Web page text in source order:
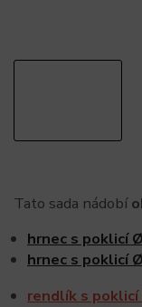
Tato sada nádobí
hrnec s poklicí
hrnec s poklicí
rendlík s